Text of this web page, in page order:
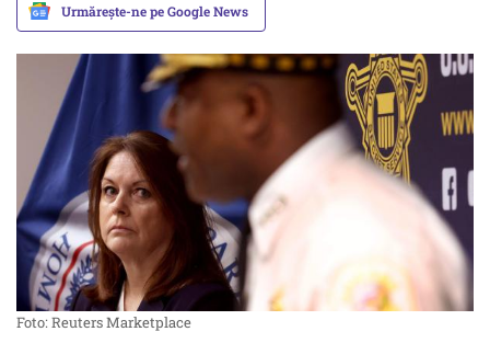
Urmărește-ne pe Google News
Foto: Reuters Marketplace